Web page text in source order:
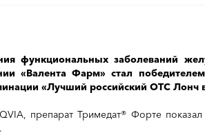
функциональных заболеваний
«Валента Фарм» стал
«Лучший российский ОТС Лонч
препарат Тримедат® Форте